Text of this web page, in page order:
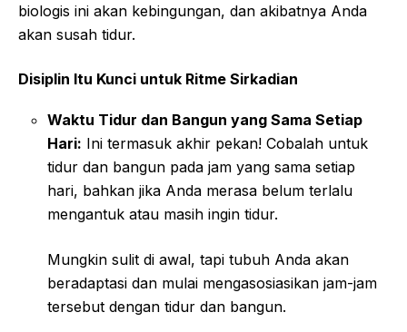
biologis ini akan kebingungan, dan akibatnya Anda
akan susah tidur.
Disiplin Itu Kunci untuk Ritme Sirkadian
Waktu Tidur dan Bangun yang Sama Setiap
Hari: Ini termasuk akhir pekan! Cobalah untuk
tidur dan bangun pada jam yang sama setiap
hari, bahkan jika Anda merasa belum terlalu
mengantuk atau masih ingin tidur.
Mungkin sulit di awal, tapi tubuh Anda akan
beradaptasi dan mulai mengasosiasikan jam-jam
tersebut dengan tidur dan bangun.